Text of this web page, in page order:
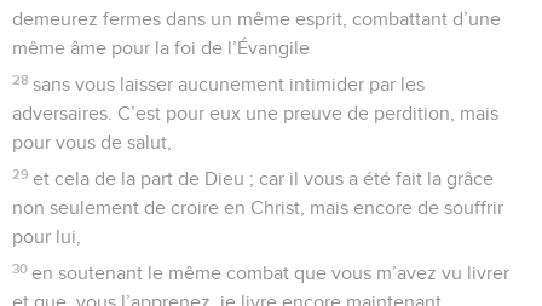
demeurez fermes dans un même esprit, combattant d’une
même âme pour la foi de l’Évangile
28 sans vous laisser aucunement intimider par les
adversaires. C’est pour eux une preuve de perdition, mais
pour vous de salut,
29 et cela de la part de Dieu ; car il vous a été fait la grâce
non seulement de croire en Christ, mais encore de souffrir
pour lui,
30 en soutenant le même combat que vous m’avez vu livrer
et que, vous l’apprenez, je livre encore maintenant.